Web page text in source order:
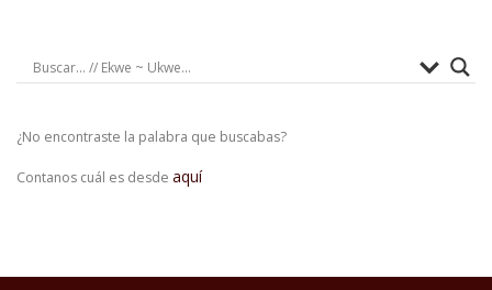
¿No encontraste la palabra que buscabas?
Contanos cuál es desde aquí